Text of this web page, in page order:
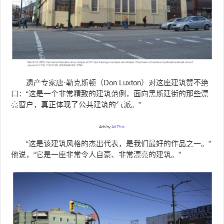
遗产专家唐·勒克斯顿（Don Luxton）对这座建筑赞不绝
口：“这是一个非常精致的建筑范例，面向黑斯廷街的那些漂
亮窗户，真正体现了公共建筑的气派。”
Ads byAd.Plus
“这是该建筑风格的杰出代表，是我们最好的作品之一。”
他说，“它是一座非常令人自豪、非常漂亮的建筑。”